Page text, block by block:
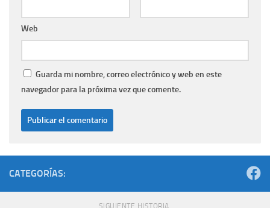
Web
Guarda mi nombre, correo electrónico y web en este
navegador para la próxima vez que comente.
CATEGORÍAS:
SIGUIENTE HISTORIA